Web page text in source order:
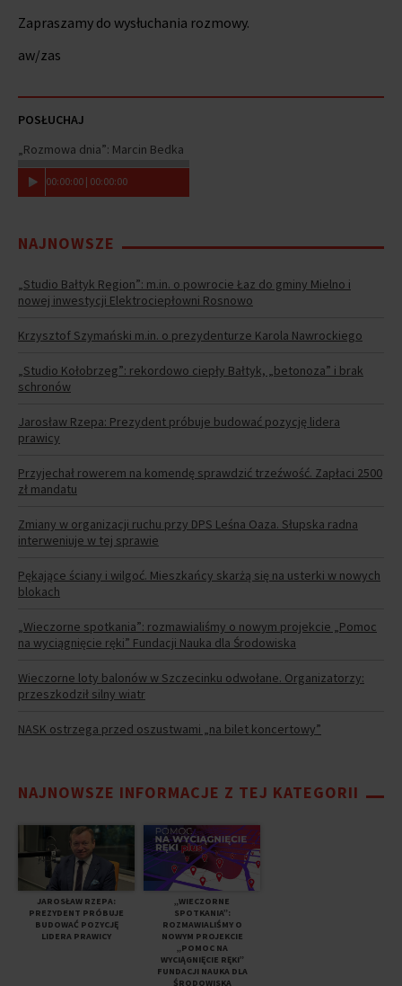
Zapraszamy do wysłuchania rozmowy.
aw/zas
POSŁUCHAJ
„Rozmowa dnia”: Marcin Bedka
00:00:00 | 00:00:00
NAJNOWSZE
„Studio Bałtyk Region”: m.in. o powrocie Łaz do gminy Mielno i
nowej inwestycji Elektrociepłowni Rosnowo
Krzysztof Szymański m.in. o prezydenturze Karola Nawrockiego
„Studio Kołobrzeg”: rekordowo ciepły Bałtyk, „betonoza” i brak
schronów
Jarosław Rzepa: Prezydent próbuje budować pozycję lidera
prawicy
Przyjechał rowerem na komendę sprawdzić trzeźwość. Zapłaci 2500
zł mandatu
Zmiany w organizacji ruchu przy DPS Leśna Oaza. Słupska radna
interweniuje w tej sprawie
Pękające ściany i wilgoć. Mieszkańcy skarżą się na usterki w nowych
blokach
„Wieczorne spotkania”: rozmawialiśmy o nowym projekcie „Pomoc
na wyciągnięcie ręki” Fundacji Nauka dla Środowiska
Wieczorne loty balonów w Szczecinku odwołane. Organizatorzy:
przeszkodził silny wiatr
NASK ostrzega przed oszustwami „na bilet koncertowy”
NAJNOWSZE INFORMACJE Z TEJ KATEGORII
JAROSŁAW RZEPA:
PREZYDENT PRÓBUJE
BUDOWAĆ POZYCJĘ
LIDERA PRAWICY
„WIECZORNE
SPOTKANIA”:
ROZMAWIALIŚMY O
NOWYM PROJEKCIE
„POMOC NA
WYCIĄGNIĘCIE RĘKI”
FUNDACJI NAUKA DLA
ŚRODOWISKA